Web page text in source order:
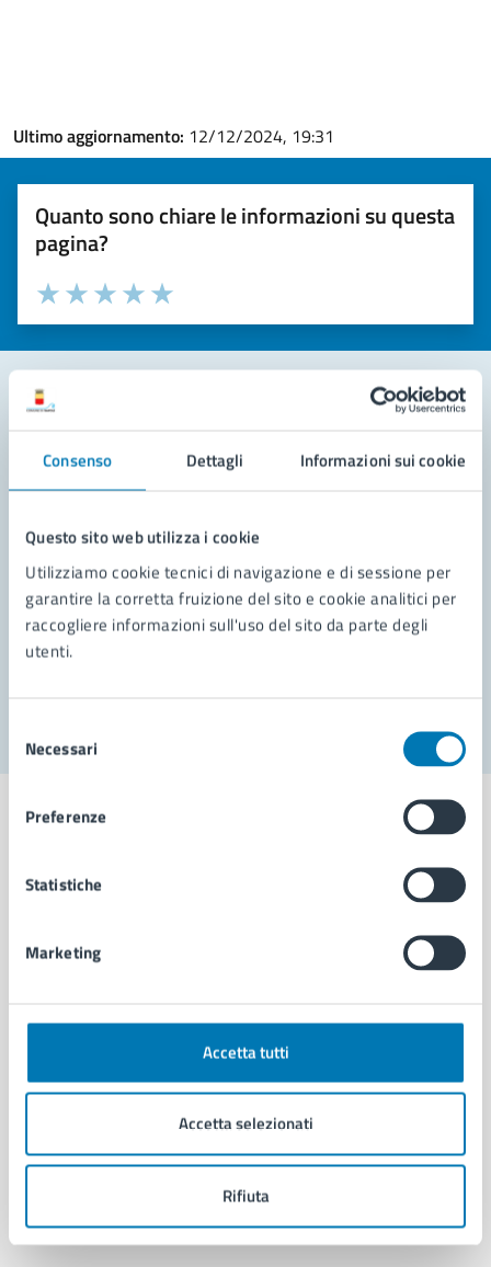
Consenso Dettagli Informazioni sui cookie
Questo sito web utilizza i cookie
Utilizziamo cookie tecnici di navigazione e di sessione per
garantire la corretta fruizione del sito e cookie analitici per
raccogliere informazioni sull'uso del sito da parte degli
utenti.
delNecessari
Preferenze
Statistiche
Marketing
Accetta tutti
Accetta selezionati
Rifiuta
Ultimo aggiornamento: 12/12/2024, 19:31
Quanto sono chiare le informazioni su questa
pagina?
Valuta la chiarezza delle informazioni (da 1 a 5 stelle)
Seleziona il numero di stelle per valutare la chiarezza delle
Valuta 5 stelle su 5
Valuta 4 stelle su 5
Valuta 3 stelle su 5
Valuta 2 stelle su 5
Valuta 1 stelle su 5
Leggi le domande frequenti
Richiedi assistenza
Prenota appuntamento
Problemi in città
Comune di Napoli
AMMINISTRAZIONE
Organi di governo
Enti e fondazioni
Personale amministrativo
Intranet, posta aziendale e protocollo